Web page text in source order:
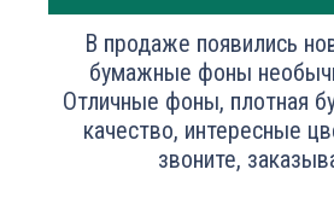
В продаже появились
бумажные фоны
Отличные фоны, плотная
качество, интересные
звоните,